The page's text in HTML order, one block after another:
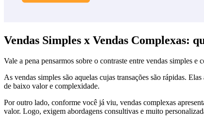
Vendas Simples x Vendas Complexas:
Vale a pena pensarmos sobre o contraste entre vendas simples e
As vendas simples são aquelas cujas transações são rápidas.
de baixo valor e complexidade.
Por outro lado, conforme você já viu, vendas complexas
valor. Logo, exigem abordagens consultivas e muito